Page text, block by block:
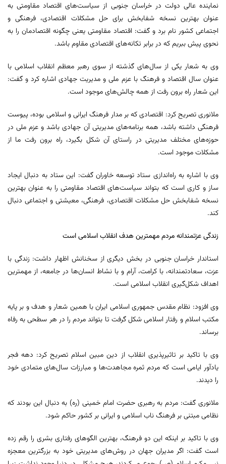
نماینده عالی دولت در خراسان جنوبی از سیاست‌های اقتصاد مقاومتی به
عنوان بهترین نسخه شفابخش برای حل مشکلات اقتصادی، فرهنگی و
اجتماعی کشور نام برد و گفت: اقتصاد مقاومتی یعنی چگونه اقتصادمان را به
نحوی پیش ببریم که در برابر تکانه‌های اقتصادی مقاوم باشد.
وی به شعار یکی از سال‌های گذشته از سوی رهبر معظم انقلاب اسلامی با
عنوان سال اقتصاد و فرهنگ با عزم ملی و مدیریت جهادی اشاره کرد و گفت:
این شعار راه برون رفت از همه چالش‌های موجود است.
ملانوری تصریح کرد: اقتصادی که بر مدار فرهنگ ایرانی و اسلامی بوده، پیوست
فرهنگی داشته باشد، همه برنامه‌های مدیریتی آن جهادی باشد و عزم ملی در
حوزه‌های مختلف مدیریتی در راستای آن شکل بگیرد، راه برون رفت ما از
مشکلات موجود است.
وی با اشاره به راه‌اندازی ستاد توسعه خاوران گفت: این ستاد به دنبال ایجاد
ساز و کاری است که بتواند سیاست‌های اقتصاد مقاومتی را به عنوان بهترین
نسخه شفابخش حل مشکلات اقتصادی، فرهنگی، معیشتی و اجتماعی دنبال
کند.
زندگی عزتمندانه مردم مهمترین هدف انقلاب اسلامی است
استاندار خراسان جنوبی در بخش دیگری از سخنانش اظهار داشت: زندگی با
عزت، سعادتمندانه، با کرامت، آرام و با نشاط انسان‌ها در جامعه، از مهمترین
اهداف شکل‌گیری انقلاب اسلامی است.
وی افزود: نظام مقدس جمهوری اسلامی ایران با همین شعار و هدف و بر پایه
مکتب اسلام و رفتار اسلامی شکل گرفت تا بتواند مردم را در هر سطحی به رفاه
برساند.
وی با تاکید بر تاثیرپذیری انقلاب از دین مبین اسلام تصریح کرد: دهه فجر
یادآور ایامی است که مردم ثمره مجاهدت‌ها و مبارزات سال‌های متمادی خود
را دیدند.
ملانوری گفت: مردم به رهبری حضرت امام خمینی (ره) به دنبال این بودند که
نظامی مبتنی بر فرهنگ ناب اسلامی و ایرانی بر کشور حاکم شود.
وی با تاکید بر اینکه این دو فرهنگ، بهترین الگوهای رفتاری بشری را رقم زده
است گفت: اگر مدیران جهان در روش‌های مدیریتی خود به بزرگترین معجزه